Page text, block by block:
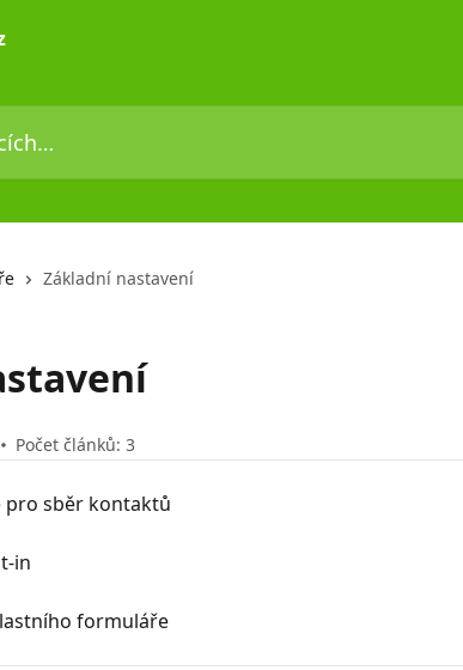
Základní nastavení
Počet článků: 3
pro sběr kontaktů
in
formuláře